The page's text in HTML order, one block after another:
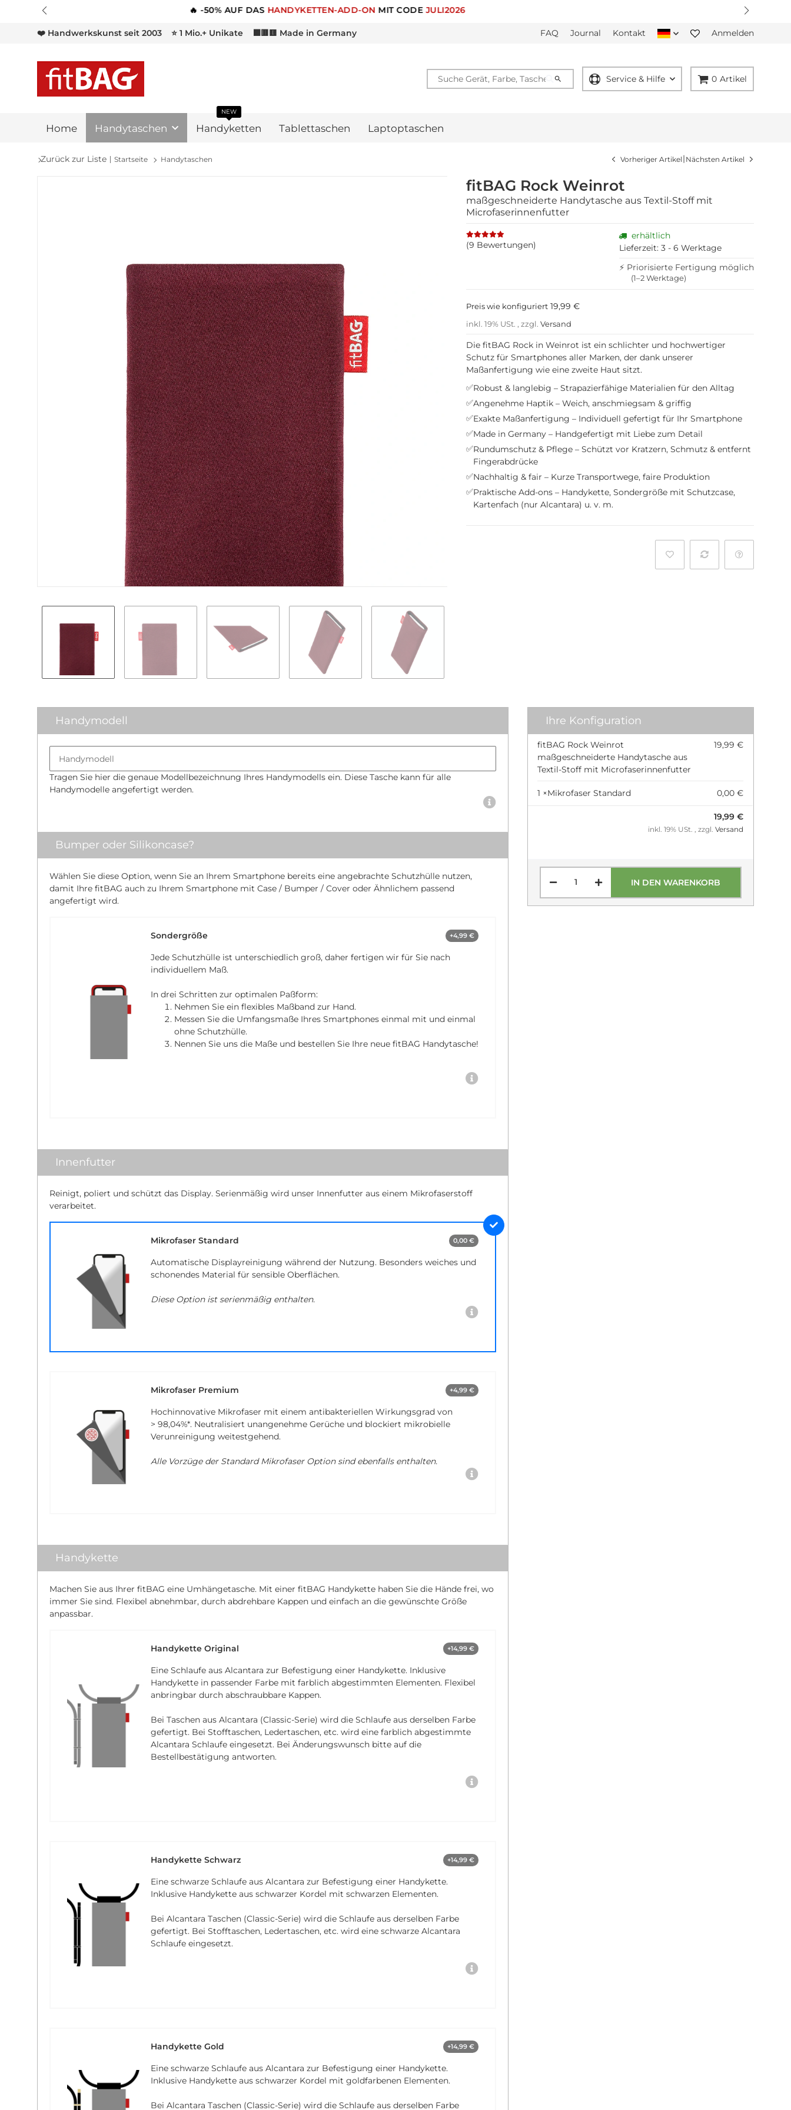
🎁 -10% RABATT FÜR NEWSLETTER ANMELDUNG
❤️ Handwerkskunst seit 2003 ⭐ 1 Mio.+ Unikate ⬛🟥🟨 Made in Germany FAQ Journal Kontakt Anmelden
Service & Hilfe 0 Artikel
Home Handytaschen Handyketten
NEW
Tablettaschen Laptoptaschen
Zurück zur Liste Startseite Handytaschen Vorheriger Artikel | Nächsten Artikel
fitBAG Rock Weinrot
maßgeschneiderte Handytasche aus Textil-Stoff mit
Microfaserinnenfutter
(9 Bewertungen)
erhältlich
Lieferzeit: 3 - 6 Werktage
⚡ Priorisierte Fertigung möglich
(1–2 Werktage)
Preis wie konfiguriert 19,99 €
inkl. 19% USt. , zzgl.Versand
Die fitBAG Rock in Weinrot ist ein schlichter und hochwertiger
Schutz für Smartphones aller Marken, der dank unserer
Maßanfertigung wie eine zweite Haut sitzt.
✅Robust & langlebig – Strapazierfähige Materialien für den Alltag
✅Angenehme Haptik – Weich, anschmiegsam & griffig
✅Exakte Maßanfertigung – Individuell gefertigt für Ihr Smartphone
✅Made in Germany – Handgefertigt mit Liebe zum Detail
✅Rundumschutz & Pflege – Schützt vor Kratzern, Schmutz & entfernt
Fingerabdrücke
✅Nachhaltig & fair – Kurze Transportwege, faire Produktion
✅Praktische Add-ons – Handykette, Sondergröße mit Schutzcase,
Kartenfach (nur Alcantara) u. v. m.
Handymodell
Tragen Sie hier die genaue Modellbezeichnung Ihres Handymodells ein. Diese Tasche kann für alle
Handymodelle angefertigt werden.
Bumper oder Silikoncase?
Wählen Sie diese Option, wenn Sie an Ihrem Smartphone bereits eine angebrachte Schutzhülle nutzen,
damit Ihre fitBAG auch zu Ihrem Smartphone mit Case / Bumper / Cover oder Ähnlichem passend
angefertigt wird.
Sondergröße +4,99 €
Jede Schutzhülle ist unterschiedlich groß, daher fertigen wir für Sie nach
individuellem Maß.
In drei Schritten zur optimalen Paßform:
Nehmen Sie ein flexibles Maßband zur Hand.
Messen Sie die Umfangsmaße Ihres Smartphones einmal mit und einmal
ohne Schutzhülle.
Nennen Sie uns die Maße und bestellen Sie Ihre neue fitBAG Handytasche!
Innenfutter
Reinigt, poliert und schützt das Display. Serienmäßig wird unser Innenfutter aus einem Mikrofaserstoff
verarbeitet.
Mikrofaser Standard 0,00 €
Automatische Displayreinigung während der Nutzung. Besonders weiches und
schonendes Material für sensible Oberflächen.
Diese Option ist serienmäßig enthalten.
Mikrofaser Premium +4,99 €
Hochinnovative Mikrofaser mit einem antibakteriellen Wirkungsgrad von
> 98,04%*. Neutralisiert unangenehme Gerüche und blockiert mikrobielle
Verunreinigung weitestgehend.
Alle Vorzüge der Standard Mikrofaser Option sind ebenfalls enthalten.
Handykette
Machen Sie aus Ihrer fitBAG eine Umhängetasche. Mit einer fitBAG Handykette haben Sie die Hände frei, wo
immer Sie sind. Flexibel abnehmbar, durch abdrehbare Kappen und einfach an die gewünschte Größe
anpassbar.
Handykette Original +14,99 €
Eine Schlaufe aus Alcantara zur Befestigung einer Handykette. Inklusive
Handykette in passender Farbe mit farblich abgestimmten Elementen. Flexibel
anbringbar durch abschraubbare Kappen.
Bei Taschen aus Alcantara (Classic-Serie) wird die Schlaufe aus derselben Farbe
gefertigt. Bei Stofftaschen, Ledertaschen, etc. wird eine farblich abgestimmte
Alcantara Schlaufe eingesetzt. Bei Änderungswunsch bitte auf die
Bestellbestätigung antworten.
Handykette Schwarz +14,99 €
Eine schwarze Schlaufe aus Alcantara zur Befestigung einer Handykette.
Inklusive Handykette aus schwarzer Kordel mit schwarzen Elementen.
Bei Alcantara Taschen (Classic-Serie) wird die Schlaufe aus derselben Farbe
gefertigt. Bei Stofftaschen, Ledertaschen, etc. wird eine schwarze Alcantara
Schlaufe eingesetzt.
Handykette Gold +14,99 €
Eine schwarze Schlaufe aus Alcantara zur Befestigung einer Handykette.
Inklusive Handykette aus schwarzer Kordel mit goldfarbenen Elementen.
Bei Alcantara Taschen (Classic-Serie) wird die Schlaufe aus derselben Farbe
Ihre Konfiguration
fitBAG Rock Weinrot
maßgeschneiderte Handytasche aus
Textil-Stoff mit Microfaserinnenfutter
19,99 €
1 ×Mikrofaser Standard 0,00 €
19,99 €
inkl. 19% USt. , zzgl.Versand
IN DEN WARENKORB